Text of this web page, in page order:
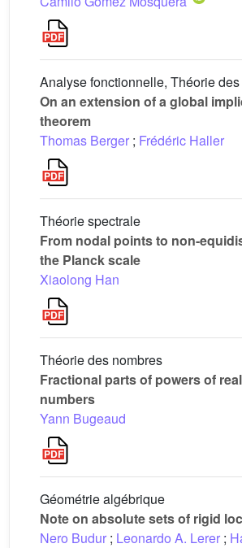
Analyse fonctionnelle, Théorie
On an extension of a global
theorem
Thomas Berger ; Frédéric Haller
Théorie spectrale
From nodal points to non-
the Planck scale
Xiaolong Han
Théorie des nombres
Fractional parts of powers of
numbers
Yann Bugeaud
Géométrie algébrique
Note on absolute sets of rigid
Nero Budur ; Leonardo A. Lerer ;